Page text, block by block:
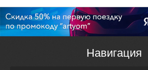
Навигация